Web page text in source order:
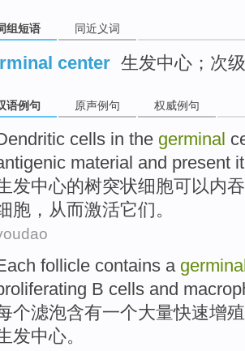
组短语 同近义词
center 生发中心；次
语例句 原声例句 权威例句
cells in the germinal
material and present
发中心的树突状细胞可以内吞
胞， 从而激活它们。
follicle contains a
B cells and
个滤泡含有一个大量快速增
发中心。